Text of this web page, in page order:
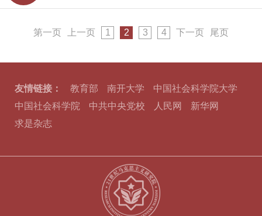
第一页 上一页 1 2 3 4 下一页 尾页
友情链接： 教育部 南开大学
中国社会科学院大学
中国社会科学院
中共中央党校 人民网
新华网
求是杂志